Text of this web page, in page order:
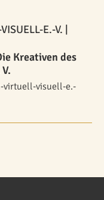
E.-V. |
Kreativen des
virtuell-visuell-e.-